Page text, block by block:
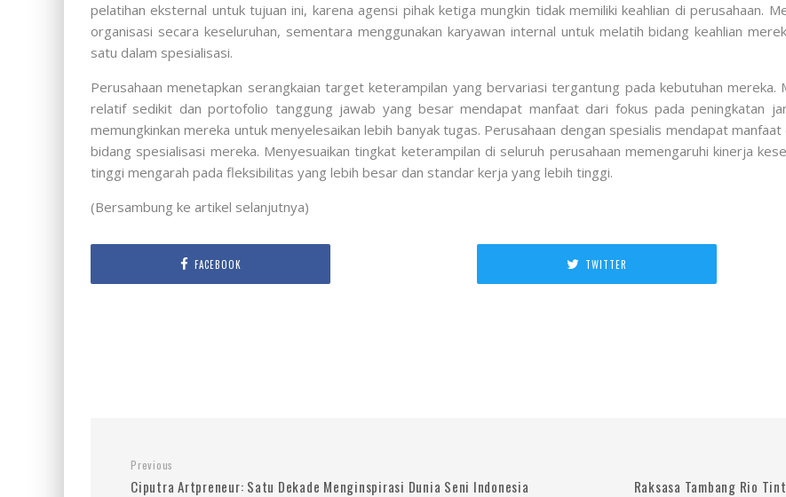
pelatihan eksternal untuk tujuan ini, karena agensi pihak ketiga mungkin tidak memiliki keahlian di perusahaan.
organisasi secara keseluruhan, sementara menggunakan karyawan internal untuk melatih bidang keahlian
satu dalam spesialisasi.
Perusahaan menetapkan serangkaian target keterampilan yang bervariasi tergantung pada kebutuhan mereka.
relatif sedikit dan portofolio tanggung jawab yang besar mendapat manfaat dari fokus pada peningkatan
memungkinkan mereka untuk menyelesaikan lebih banyak tugas. Perusahaan dengan spesialis mendapat
bidang spesialisasi mereka. Menyesuaikan tingkat keterampilan di seluruh perusahaan memengaruhi kinerja
tinggi mengarah pada fleksibilitas yang lebih besar dan standar kerja yang lebih tinggi.
(Bersambung ke artikel selanjutnya)
FACEBOOK TWITTER
Previous
Ciputra Artpreneur: Satu Dekade Menginspirasi Dunia Seni Indonesia
Raksasa Tambang Rio